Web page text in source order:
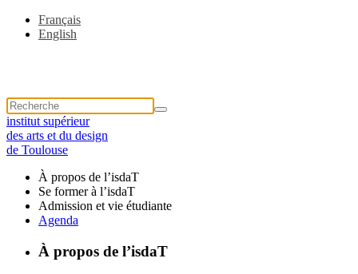
Français
English
institut supérieur
des arts et du design
de Toulouse
À propos de l’isdaT
Se former à l’isdaT
Admission et vie étudiante
Agenda
À propos de l’isdaT